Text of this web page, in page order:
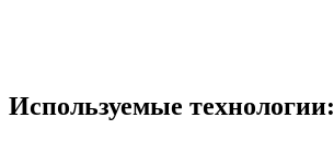
Используемые технологии: